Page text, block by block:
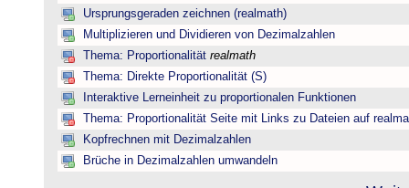
Ursprungsgeraden zeichnen (realmath)
Multiplizieren und Dividieren von Dezimalzahlen
Thema: Proportionalität realmath
Thema: Direkte Proportionalität (S)
Interaktive Lerneinheit zu proportionalen Funktionen
Thema: Proportionalität Seite mit Links zu Dateien auf
Kopfrechnen mit Dezimalzahlen
Brüche in Dezimalzahlen umwandeln